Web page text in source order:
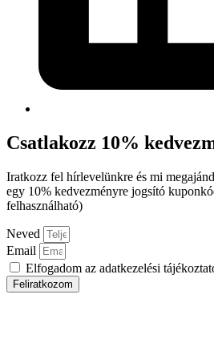
Csatlakozz 10%
Iratkozz fel hírlevelünkre és mi
egy 10% kedvezményre jogsító
felhasználható)
Neved
Email
Elfogadom az adatkezelési
Feliratkozom